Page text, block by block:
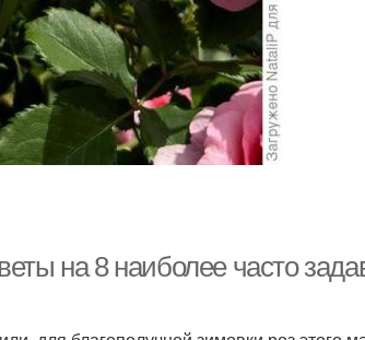
на 8 наиболее часто